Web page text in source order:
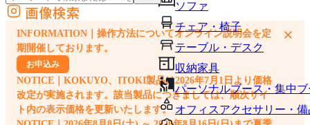
ソファ
チェア・椅子
テーブル・デスク
収納家具
パーソナルブース・集中
オフィスアクセサリー・備
外部サイトの商品をカートに追加
他のサイトで見つけた商品ページのURLを貼り付けて、カートに追加できます
画像検索
INFORMATION｜操作方法についてオンライン説明会を定
期開催しております。
お申込み
NOTICE｜KOKUYO、ITOKI製品は2026年7月1日より価格
改定が実施されます。該当製品につきましては、順次サイ
ト内の表示価格を更新いたします。
×